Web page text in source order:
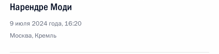
Нарендре Моди
9 июля 2024 года, 16:20
Москва, Кремль